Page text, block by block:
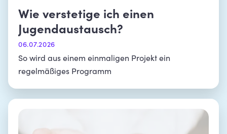
Wie verstetige ich einen
Jugendaustausch?
06.07.2026
So wird aus einem einmaligen Projekt ein
regelmäßiges Programm